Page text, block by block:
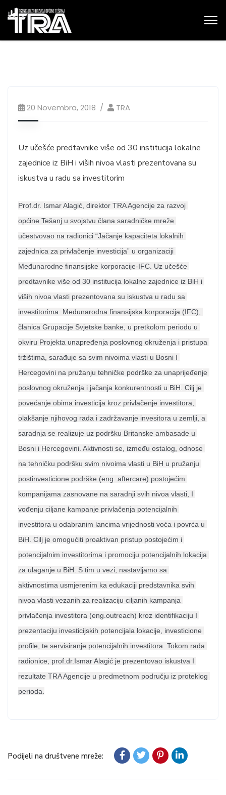
20 Novembra, 2018 TRA
Uz učešće predtavnike više od 30 institucija lokalne
zajednice iz BiH i viših nivoa vlasti prezentovana su
iskustva u radu sa investitorim
Prof.dr. Ismar Alagić, direktor TRA Agencije za razvoj
općine Tešanj u svojstvu člana saradničke mreže
učestvovao na radionici “Jačanje kapaciteta lokalnih
zajednica za privlačenje investicija” u organizaciji
Međunarodne finansijske korporacije-IFC. Uz učešće
predtavnike više od 30 institucija lokalne zajednice iz BiH i
viših nivoa vlasti prezentovana su iskustva u radu sa
investitorima. Međunarodna finansijska korporacija (IFC),
članica Grupacije Svjetske banke, u pretkolom periodu u
okviru Projekta unapređenja poslovnog okruženja i pristupa
tržištima, sarađuje sa svim nivoima vlasti u Bosni I
Hercegovini na pružanju tehničke podrške za unaprijeđenje
poslovnog okruženja i jačanja konkurentnosti u BiH. Cilj je
povećanje obima investicija kroz privlačenje investitora,
olakšanje njihovog rada i zadržavanje invesitora u zemlji, a
saradnja se realizuje uz podršku Britanske ambasade u
Bosni i Hercegovini. Aktivnosti se, između ostalog, odnose
na tehničku podršku svim nivoima vlasti u BiH u pružanju
postinvesticione podrške (eng. aftercare) postojećim
kompanijama zasnovane na saradnji svih nivoa vlasti, I
vođenju ciljane kampanje privlačenja potencijalnih
investitora u odabranim lancima vrijednosti voća i povrća u
BiH. Cilj je omogućiti proaktivan pristup postojećim i
potencijalnim investitorima i promociju potencijalnih lokacija
za ulaganje u BiH. S tim u vezi, nastavljamo sa
aktivnostima usmjerenim ka edukaciji predstavnika svih
nivoa vlasti vezanih za realizaciju ciljanih kampanja
privlačenja investitora (eng.outreach) kroz identifikaciju I
prezentaciju investicijskih potencijala lokacije, investicione
profile, te servisiranje potencijalnih investitora. Tokom rada
radionice, prof.dr.Ismar Alagić je prezentovao iskustva I
rezultate TRA Agencije u predmetnom području iz proteklog
perioda.
Podijeli na društvene mreže: